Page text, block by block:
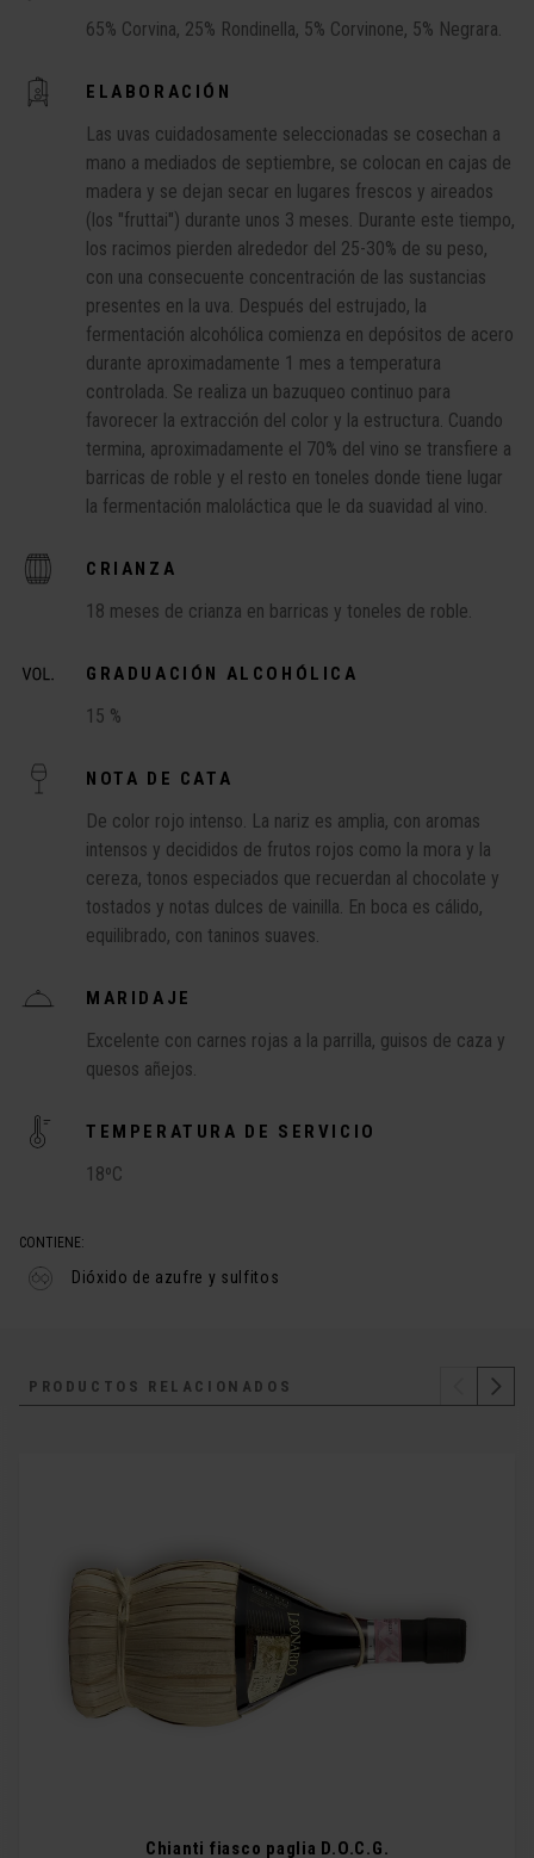
65% Corvina, 25% Rondinella, 5% Corvinone, 5% Negrara.
ELABORACIÓN
Las uvas cuidadosamente seleccionadas se cosechan a
mano a mediados de septiembre, se colocan en cajas de
madera y se dejan secar en lugares frescos y aireados
(los "fruttai") durante unos 3 meses. Durante este tiempo,
los racimos pierden alrededor del 25-30% de su peso,
con una consecuente concentración de las sustancias
presentes en la uva. Después del estrujado, la
fermentación alcohólica comienza en depósitos de acero
durante aproximadamente 1 mes a temperatura
controlada. Se realiza un bazuqueo continuo para
favorecer la extracción del color y la estructura. Cuando
termina, aproximadamente el 70% del vino se transfiere a
barricas de roble y el resto en toneles donde tiene lugar
la fermentación maloláctica que le da suavidad al vino.
CRIANZA
18 meses de crianza en barricas y toneles de roble.
GRADUACIÓN ALCOHÓLICA
15 %
NOTA DE CATA
De color rojo intenso. La nariz es amplia, con aromas
intensos y decididos de frutos rojos como la mora y la
cereza, tonos especiados que recuerdan al chocolate y
tostados y notas dulces de vainilla. En boca es cálido,
equilibrado, con taninos suaves.
MARIDAJE
Excelente con carnes rojas a la parrilla, guisos de caza y
quesos añejos.
TEMPERATURA DE SERVICIO
18ºC
CONTIENE:
Dióxido de azufre y sulfitos
PRODUCTOS RELACIONADOS
Chianti fiasco paglia D.O.C.G.